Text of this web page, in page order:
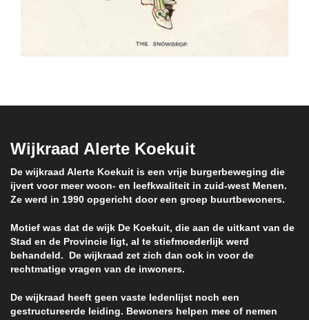
Wijkraad Alerte Koekuit
De wijkraad Alerte Koekuit is een vrije burgerbeweging die
ijvert voor meer woon- en leefkwaliteit in zuid-west Menen.
Ze werd in 1990 opgericht door een groep buurtbewoners.
Motief was dat de wijk De Koekuit, die aan de uitkant van de
Stad en de Provincie ligt, al te stiefmoederlijk werd
behandeld. De wijkraad zet zich dan ook in voor de
rechtmatige vragen van de inwoners.
De wijkraad heeft geen vaste ledenlijst noch een
gestructureerde leiding. Bewoners helpen mee of nemen